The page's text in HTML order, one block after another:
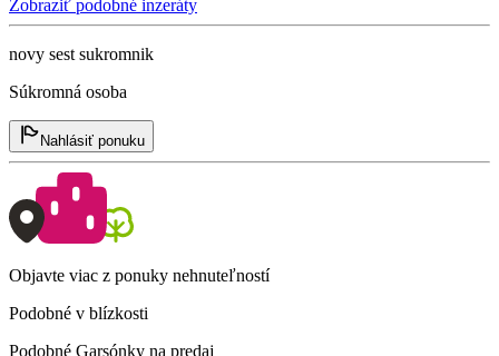
Zobraziť podobné inzeráty
novy sest sukromnik
Súkromná osoba
Nahlásiť ponuku
Objavte viac z ponuky nehnuteľností
Podobné v blízkosti
Podobné Garsónky na predaj